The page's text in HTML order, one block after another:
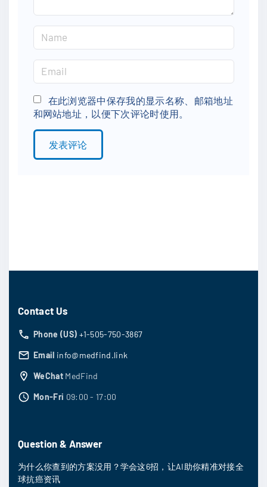
a
e
*
m
a
i
l
在此浏览器中保存我的显示名称、邮箱地址
和网站地址，以便下次评论时使用。
Contact Us
Phone (US) +1-505-750-3867
Email info@medfind.link
WeChat MedFind
Mon-Fri 09:00 - 17:00
Question & Answer
为什么你查到的方案没用？学会这6招，让AI助你精准对接全
球抗癌资讯